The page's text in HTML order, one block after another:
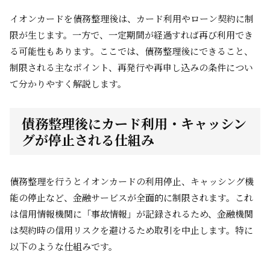
イオンカードを債務整理後は、カード利用やローン契約に制
限が生じます。一方で、一定期間が経過すれば再び利用でき
る可能性もあります。ここでは、債務整理後にできること、
制限される主なポイント、再発行や再申し込みの条件につい
て分かりやすく解説します。
債務整理後にカード利用・キャッシン
グが停止される仕組み
債務整理を行うとイオンカードの利用停止、キャッシング機
能の停止など、金融サービスが全面的に制限されます。これ
は信用情報機関に「事故情報」が記録されるため、金融機関
は契約時の信用リスクを避けるため取引を中止します。特に
以下のような仕組みです。